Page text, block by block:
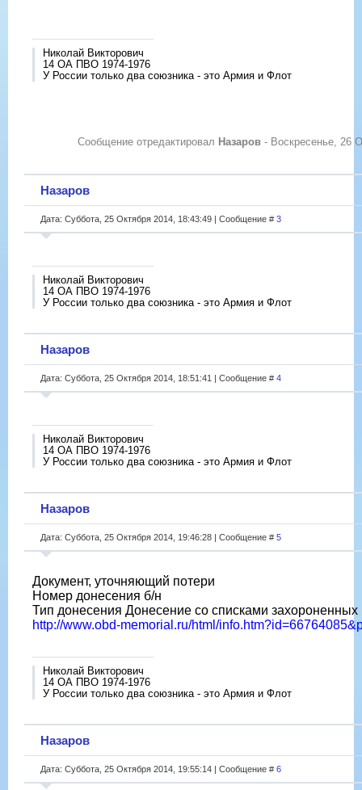
Николай Викторович
14 ОА ПВО 1974-1976
У России только два союзника - это Армия и Флот
Сообщение отредактировал Назаров - Воскресенье, 26
Назаров
Дата: Суббота, 25 Октября 2014, 18:43:49 | Сообщение # 3
Николай Викторович
14 ОА ПВО 1974-1976
У России только два союзника - это Армия и Флот
Назаров
Дата: Суббота, 25 Октября 2014, 18:51:41 | Сообщение # 4
Николай Викторович
14 ОА ПВО 1974-1976
У России только два союзника - это Армия и Флот
Назаров
Дата: Суббота, 25 Октября 2014, 19:46:28 | Сообщение # 5
Документ, уточняющий потери
Номер донесения б/н
Тип донесения Донесение со списками захороненных
http://www.obd-memorial.ru/html/
Николай Викторович
14 ОА ПВО 1974-1976
У России только два союзника - это Армия и Флот
Назаров
Дата: Суббота, 25 Октября 2014, 19:55:14 | Сообщение # 6